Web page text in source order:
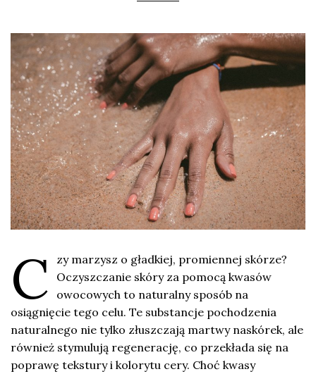
C
zy marzysz o gładkiej, promiennej skórze?
Oczyszczanie skóry za pomocą kwasów
owocowych to naturalny sposób na
osiągnięcie tego celu. Te substancje pochodzenia
naturalnego nie tylko złuszczają martwy naskórek, ale
również stymulują regenerację, co przekłada się na
poprawę tekstury i kolorytu cery. Choć kwasy